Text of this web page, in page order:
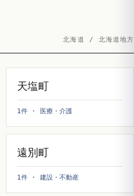
北海道 / 北海道地方
天塩町
1件 · 医療・介護
遠別町
1件 · 建設・不動産